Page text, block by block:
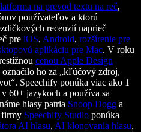
na prevod textu na reč,
používateľov a ktorú
recenzií naprieč
pre iOS, Android, rozšírenie pre
aplikáciu pre Mac. V roku
cenou Apple Design
označilo ho za „kľúčový zdroj,
Speechify ponúka viac ako 1
60+ jazykoch a používa sa
hlasy patria Snoop Dogg a
firmy Speechify Studio ponúka
AI hlasu, AI klonovania hlasu,